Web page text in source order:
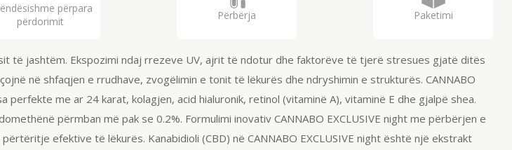
përpara
përdorimit
Përbërja Paketimi
të jashtëm. Ekspozimi ndaj rrezeve UV, ajrit të ndotur dhe faktorëve të tjerë stresues gjatë ditës
në shfaqjen e rrudhave, zvogëlimin e tonit të lëkurës dhe ndryshimin e strukturës. CANNABO
perfekte me ar 24 karat, kolagjen, acid hialuronik, retinol (vitaminë A), vitaminë E dhe gjalpë shea.
përmban më pak se 0.2%. Formulimi inovativCANNABO EXCLUSIVE nightme përbërjen e
efektive të lëkurës. Kanabidioli (CBD) në CANNABO EXCLUSIVE nightështë një ekstrakt